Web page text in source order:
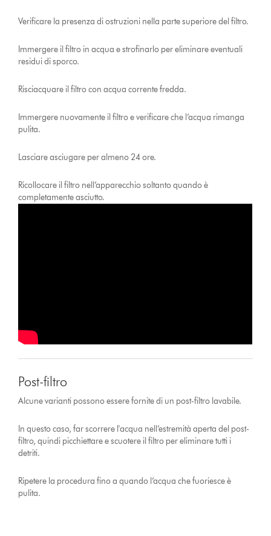
Verificare la presenza di ostruzioni nella parte superiore del filtro.
Immergere il filtro in acqua e strofinarlo per eliminare eventuali
residui di sporco.
Risciacquare il filtro con acqua corrente fredda.
Immergere nuovamente il filtro e verificare che l’acqua rimanga
pulita.
Lasciare asciugare per almeno 24 ore.
Ricollocare il filtro nell’apparecchio soltanto quando è
completamente asciutto.
Post-filtro
Alcune varianti possono essere fornite di un post-filtro lavabile.
In questo caso, far scorrere l'acqua nell’estremità aperta del post-
filtro, quindi picchiettare e scuotere il filtro per eliminare tutti i
detriti.
Ripetere la procedura fino a quando l’acqua che fuoriesce è
pulita.